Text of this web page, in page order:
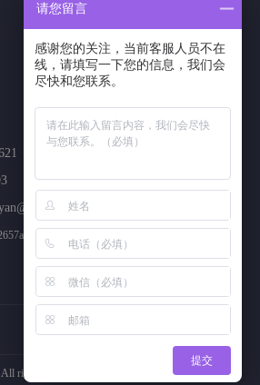
1807424193
客服QQ
rights reserved. 鲁ICP备17012017号-10
请您留言
感谢您的关注，当前客服人员不在
线，请填写一下您的信息，我们会
尽快和您联系。
提交